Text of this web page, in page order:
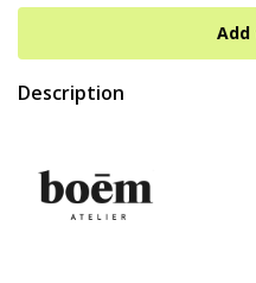
Description